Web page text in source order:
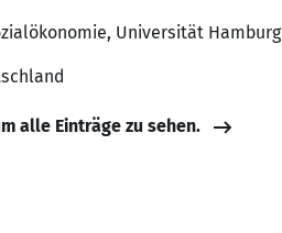
Universität Hamburg
alle Einträge zu sehen.